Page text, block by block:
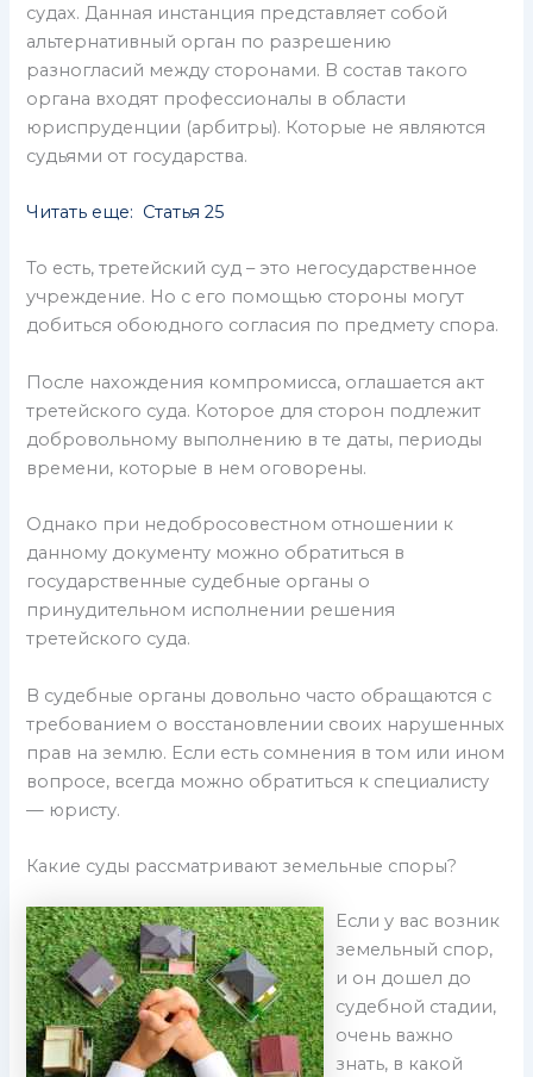
судах. Данная инстанция представляет собой
альтернативный орган по разрешению
разногласий между сторонами. В состав такого
органа входят профессионалы в области
юриспруденции (арбитры). Которые не являются
судьями от государства.
Читать еще: Статья 25
То есть, третейский суд – это негосударственное
учреждение. Но с его помощью стороны могут
добиться обоюдного согласия по предмету спора.
После нахождения компромисса, оглашается акт
третейского суда. Которое для сторон подлежит
добровольному выполнению в те даты, периоды
времени, которые в нем оговорены.
Однако при недобросовестном отношении к
данному документу можно обратиться в
государственные судебные органы о
принудительном исполнении решения
третейского суда.
В судебные органы довольно часто обращаются с
требованием о восстановлении своих нарушенных
прав на землю. Если есть сомнения в том или ином
вопросе, всегда можно обратиться к специалисту
— юристу.
Какие суды рассматривают земельные споры?
Если у вас возник
земельный спор,
и он дошел до
судебной стадии,
очень важно
знать, в какой